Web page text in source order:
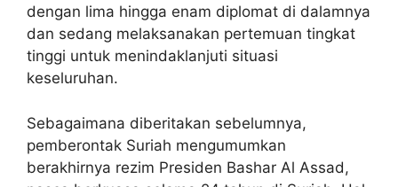
dengan lima hingga enam diplomat di dalamnya
dan sedang melaksanakan pertemuan tingkat
tinggi untuk menindaklanjuti situasi
keseluruhan.
Sebagaimana diberitakan sebelumnya,
pemberontak Suriah mengumumkan
berakhirnya rezim Presiden Bashar Al Assad,